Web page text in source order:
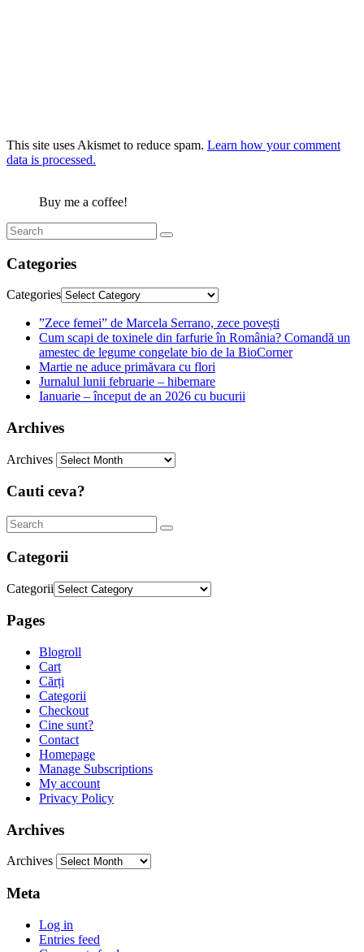
This site uses Akismet to reduce spam. Learn how your comment
data is processed.
Buy me a coffee!
Categories
Categories
”Zece femei” de Marcela Serrano, zece povești
Cum scapi de toxinele din farfurie în România? Comandă un
amestec de legume congelate bio de la BioCorner
Martie ne aduce primăvara cu flori
Jurnalul lunii februarie – hibernare
Ianuarie – început de an 2026 cu bucurii
Archives
Archives
Cauti ceva?
Categorii
Categorii
Pages
Blogroll
Cart
Cărți
Categorii
Checkout
Cine sunt?
Contact
Homepage
Manage Subscriptions
My account
Privacy Policy
Archives
Archives
Meta
Log in
Entries feed